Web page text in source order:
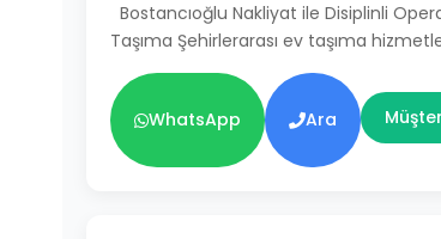
Bostancıoğlu Nakliyat ile Disiplinli
Taşıma Şehirlerarası ev taşıma
WhatsApp Ara